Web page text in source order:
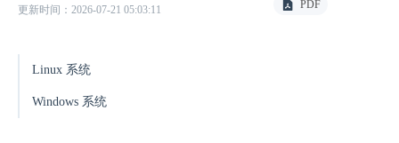
更新时间：2026-07-21 05:03:11 PDF
Linux 系统
Windows 系统